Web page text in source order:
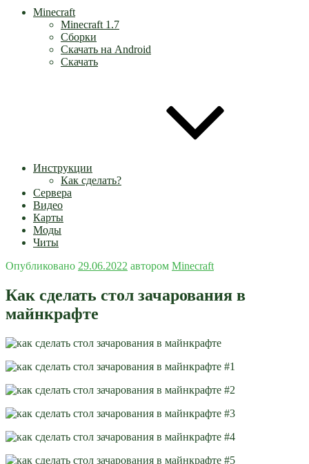
Minecraft
Minecraft 1.7
Сборки
Скачать на Android
Скачать
Инструкции
Как сделать?
Сервера
Видео
Карты
Моды
Читы
Опубликовано 29.06.2022 автором Minecraft
Как сделать стол зачарования в
майнкрафте